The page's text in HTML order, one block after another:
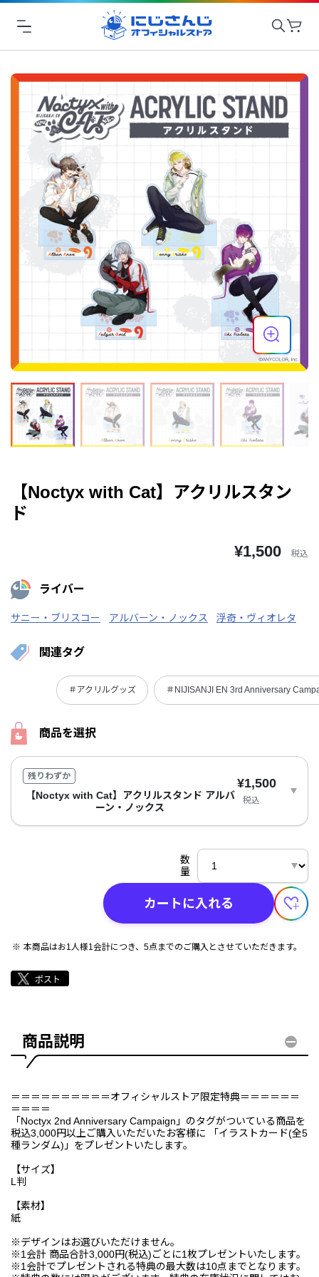
【Noctyx with Cat】アクリルスタン
ド
¥1,500 税込
ライバー
サニー・ブリスコー アルバーン・ノックス 浮奇・ヴィオレタ
関連タグ
＃アクリルグッズ ＃NIJISANJI EN 3rd Anniversary
商品を選択
残りわずか
【Noctyx with Cat】アクリルスタンド アルバ
ーン・ノックス
¥1,500
税込
数
量
カートに入れる
本商品はお1人様1会計につき、5点までのご購入とさせていただきます。
商品説明
＝＝＝＝＝＝＝＝＝＝オフィシャルストア限定特典＝＝＝＝＝＝
＝＝＝＝
「Noctyx 2nd Anniversary Campaign」のタグがついている商品を
税込3,000円以上ご購入いただいたお客様に 「イラストカード(全5
種ランダム)」をプレゼントいたします。
【サイズ】
L判
【素材】
紙
※デザインはお選びいただけません。
※1会計 商品合計3,000円(税込)ごとに1枚プレゼントいたします。
※1会計でプレゼントされる特典の最大数は10点までとなります。